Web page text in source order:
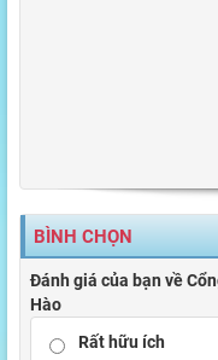
BÌNH CHỌN
Đánh giá của bạn về
Hào
Rất hữu ích